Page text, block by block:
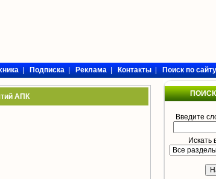
|Подписка|Реклама|Контакты|Поиск по сайту
АПК
Введите
Искать